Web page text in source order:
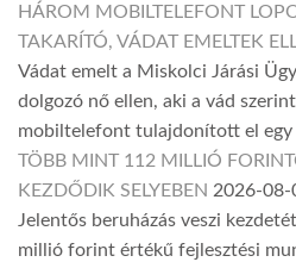
HÁROM MOBILTELEFONT
TAKARÍTÓ, VÁDAT EMELTEK
Vádat emelt a Miskolci Járási
dolgozó nő ellen, aki a vád
mobiltelefont tulajdonított el egy
TÖBB MINT 112 MILLIÓ
KEZDŐDIK SELYEBEN 2026-08-
Jelentős beruházás veszi
millió forint értékű fejlesztési